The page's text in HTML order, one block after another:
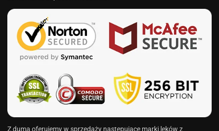
Z dumą oferujemy w sprzedaży następujące marki leków z